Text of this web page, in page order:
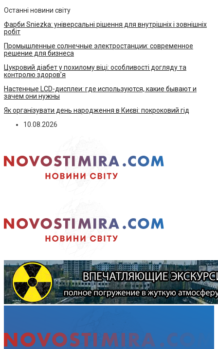
Останні новини світу
Фарби Sniezka: універсальні рішення для внутрішніх і зовнішніх
робіт
Промышленные солнечные электростанции: современное
решение для бизнеса
Цукровий діабет у похилому віці: особливості догляду та
контролю здоров’я
Настенные LCD-дисплеи: где используются, какие бывают и
зачем они нужны
Як організувати день народження в Києві: покроковий гід
10.08.2026